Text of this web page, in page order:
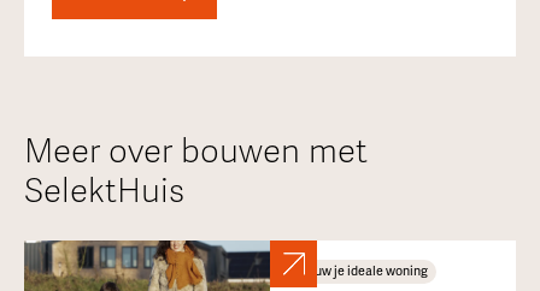
Meer over bouwen met
SelektHuis
Bouw je ideale woning